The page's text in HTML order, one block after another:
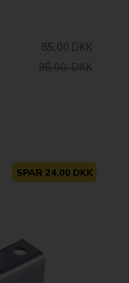
85,00 DKK
95,00 DKK
SPAR 24,00 DKK